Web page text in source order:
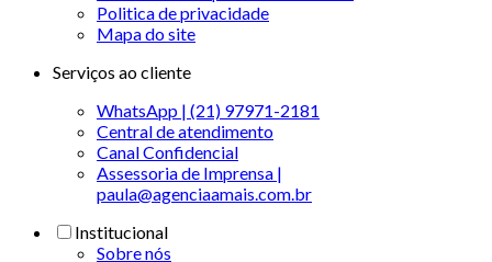
Politica de privacidade
Mapa do site
Serviços ao cliente
WhatsApp | (21) 97971-2181
Central de atendimento
Canal Confidencial
Assessoria de Imprensa |
paula@agenciaamais.com.br
Institucional
Sobre nós